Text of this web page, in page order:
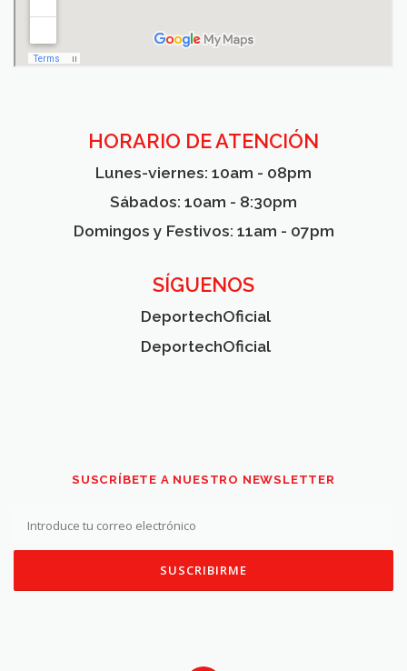
HORARIO DE ATENCIÓN
Lunes-viernes: 10am - 08pm
Sábados: 10am - 8:30pm
Domingos y Festivos: 11am - 07pm
SÍGUENOS
DeportechOficial
DeportechOficial
SUSCRÍBETE A NUESTRO NEWSLETTER